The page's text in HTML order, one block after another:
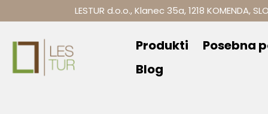
LESTUR d.o.o., Klanec 35a, 1218 KOMENDA,
Produkti
Posebna
Blog